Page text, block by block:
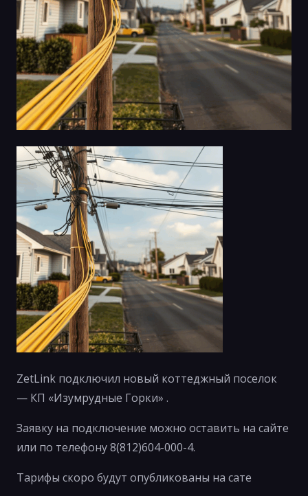
ZetLink подключил новый коттеджный поселок
— КП «Изумрудные Горки» .
Заявку на подключение можно оставить на сайте
или по телефону 8(812)604-000-4.
Тарифы скоро будут опубликованы на сате